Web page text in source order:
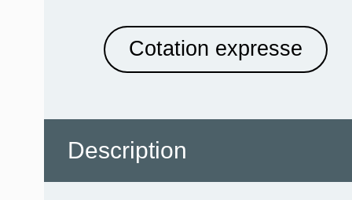
Cotation expresse
Description